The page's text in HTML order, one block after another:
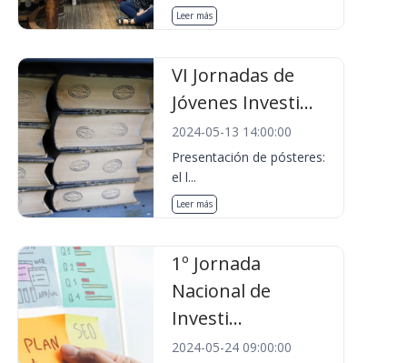
Leer más
VI Jornadas de
Jóvenes Investi...
2024-05-13 14:00:00
Presentación de pósteres:
el l...
Leer más
1º Jornada
Nacional de
Investi...
2024-05-24 09:00:00